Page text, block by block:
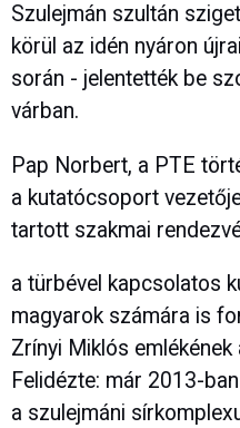
Szulejmán szultán
körül az idén nyáron
során - jelentették be
várban.
Pap Norbert, a PTE
a kutatócsoport
tartott szakmai
a türbével kapcsolatos
magyarok számára is
Zrínyi Miklós
Felidézte: már 2013-
a szulejmáni